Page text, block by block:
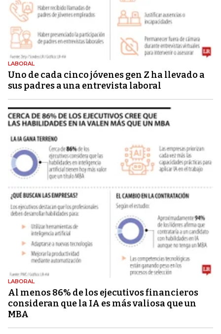
LABORAL
Uno de cada cinco jóvenes gen Z ha llevado a
sus padres a una entrevista laboral
LABORAL
Al menos 86% de los ejecutivos financieros
consideran que la IA es más valiosa que un
MBA